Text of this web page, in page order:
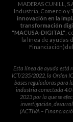
MADERAS CUNILL,
Industria, Comercio y
innovación en la
transformación
"MACUSA-DIGITAL";
la línea de ayudas
Esta línea de ayuda está
ICT/235/2022, la Orden
bases reguladoras para
industria conectada 4.0
2023 por la que se
investigación,
(ACTIVA –